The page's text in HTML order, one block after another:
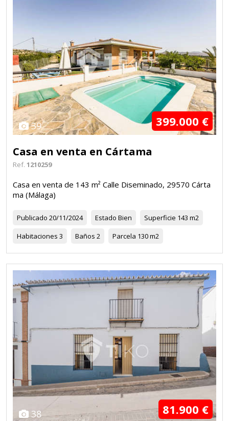
39 399.000 €
Casa en venta en Cártama
Ref. 1210259
Casa en venta de 143 m² Calle Diseminado, 29570 Cárta
ma (Málaga)
Publicado 20/11/2024 Estado Bien Superficie 143 m2
Habitaciones 3 Baños 2 Parcela 130 m2
38 81.900 €